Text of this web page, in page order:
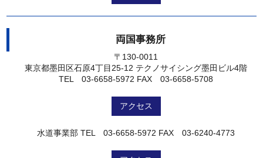
両国事務所
〒130-0011
東京都墨田区石原4丁目25-12 テクノサイシング墨田ビル4階
TEL 03-6658-5972 FAX 03-6658-5708
アクセス
水道事業部 TEL 03-6658-5972 FAX 03-6240-4773